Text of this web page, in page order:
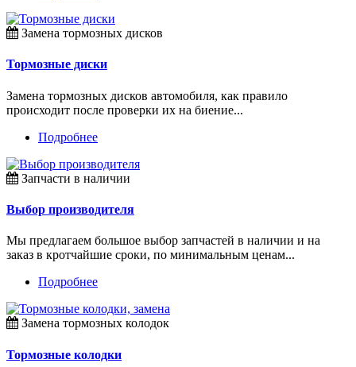
Замена тормозных дисков
Тормозные диски
Замена тормозных дисков автомобиля, как правило
происходит после проверки их на биение...
Подробнее
Запчасти в наличии
Выбор производителя
Мы предлагаем большое выбор запчастей в наличии и на
заказ в кротчайшие сроки, по минимальным ценам...
Подробнее
Замена тормозных колодок
Тормозные колодки